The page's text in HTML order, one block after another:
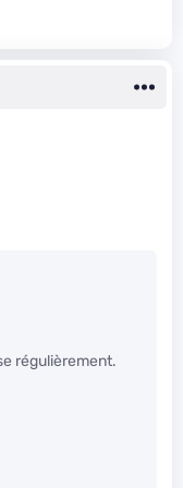
régulièrement.